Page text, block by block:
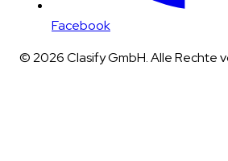
Facebook
© 2026 Clasify GmbH. Alle Rechte